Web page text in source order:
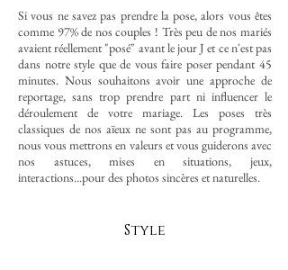
Si vous ne savez pas prendre la pose, alors vous êtes
comme 97% de nos couples ! Très peu de nos mariés
avaient réellement "posé" avant le jour J et ce n'est pas
dans notre style que de vous faire poser pendant 45
minutes. Nous souhaitons avoir une approche de
reportage, sans trop prendre part ni influencer le
déroulement de votre mariage. Les poses très
classiques de nos aïeux ne sont pas au programme,
nous vous mettrons en valeurs et vous guiderons avec
nos astuces, mises en situations, jeux,
interactions...pour des photos sincères et naturelles.
Style